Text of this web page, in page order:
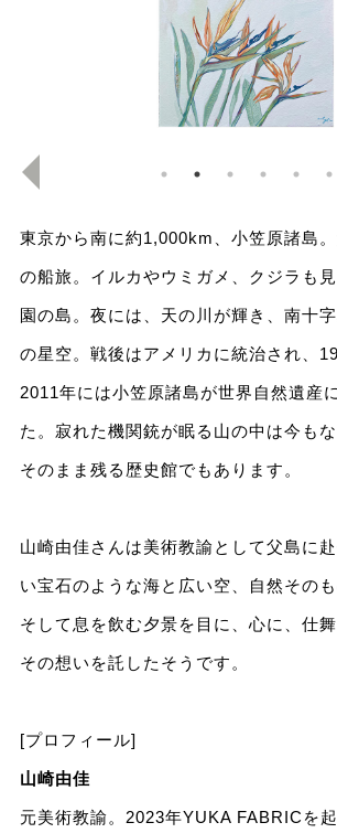
東京から南に約1,000km、小笠原諸島
の船旅。イルカやウミガメ、クジラも
園の島。夜には、天の川が輝き、南十
の星空。戦後はアメリカに統治され、
2011年には小笠原諸島が世界自然遺産
た。寂れた機関銃が眠る山の中は今も
そのまま残る歴史館でもあります。
山崎由佳さんは美術教諭として父島に
い宝石のような海と広い空、自然そのも
そして息を飲む夕景を目に、心に、仕
その想いを託したそうです。
[プロフィール]
山崎由佳
元美術教諭。2023年YUKA FABRICを